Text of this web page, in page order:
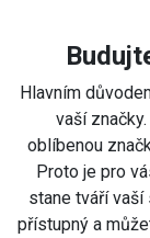
Hlavním
vaší
oblíbenou
Proto je pro
stane tváří vaší
přístupný a